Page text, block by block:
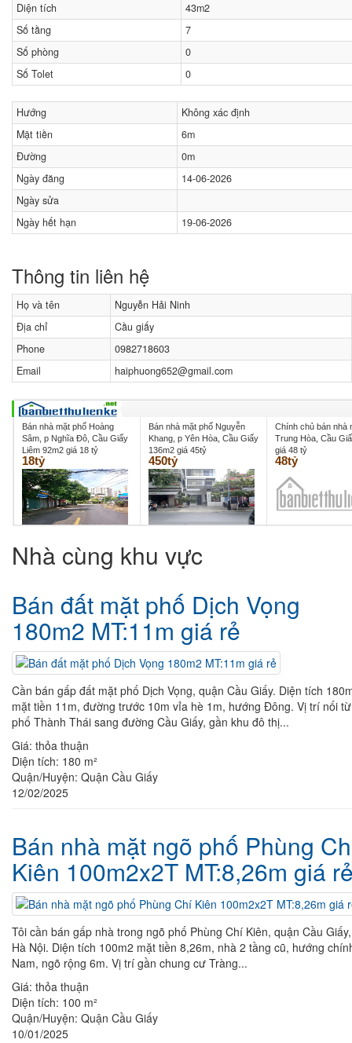
Diện tích
43m2
Số tầng
7
Số phòng
0
Số Tolet
0
Hướng
Không xác định
Mặt tiền
6m
Đường
0m
Ngày đăng
14-06-2026
Ngày sửa
Ngày hết hạn
19-06-2026
Thông tin liên hệ
Họ và tên
Nguyễn Hải Ninh
Địa chỉ
Cầu giấy
Phone
0982718603
Email
haiphuong652@gmail.com
Bán nhà mặt phố Hoàng
Sâm, p Nghĩa Đô, Cầu Giấy
Liêm 92m2 giá 18 tỷ
18tỷ
Bán nhà mặt phố Nguyễn
Khang, p Yên Hòa, Cầu Giấy
136m2 giá 45tỷ
450tỷ
Chính chủ bán nhà
Trung Hòa, Cầu
giá 48 tỷ
48tỷ
Nhà cùng khu vực
Bán đất mặt phố Dịch Vọng
180m2 MT:11m giá rẻ
Cần bán gấp đất mặt phố Dịch Vọng, quận Cầu Giấy. Diện tích
mặt tiền 11m, đường trước 10m vỉa hè 1m, hướng Đông. Vị trí nối từ
phố Thành Thái sang đường Cầu Giấy, gần khu đô thị...
Giá: thỏa thuận
Diện tích: 180 m²
Quận/Huyện: Quận Cầu Giấy
12/02/2025
Bán nhà mặt ngõ phố Phùng
Kiên 100m2x2T MT:8,26m giá
Tôi cần bán gấp nhà trong ngõ phố Phùng Chí Kiên, quận Cầu Giấy,
Hà Nội. Diện tích 100m2 mặt tiền 8,26m, nhà 2 tầng cũ, hướng
Nam, ngõ rộng 6m. Vị trí gần chung cư Tràng...
Giá: thỏa thuận
Diện tích: 100 m²
Quận/Huyện: Quận Cầu Giấy
10/01/2025